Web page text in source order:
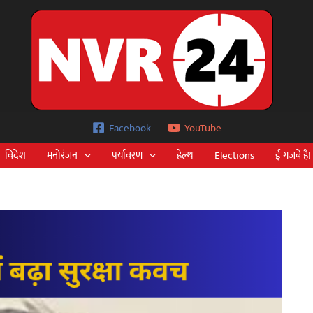
Facebook
YouTube
विदेश मनोरंजन पर्यावरण हेल्थ Elections ई गजबे है!